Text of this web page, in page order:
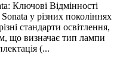
Ключові Відмінності
у різних поколіннях
стандарти освітлення,
що визначає тип лампи
(...